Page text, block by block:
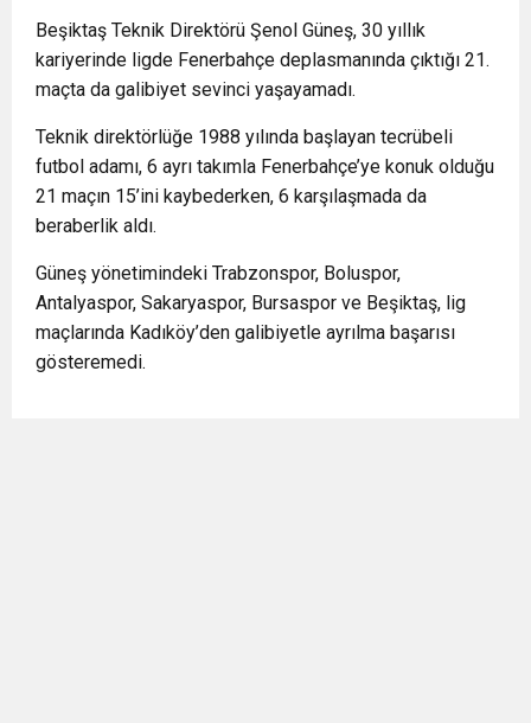
Beşiktaş Teknik Direktörü Şenol Güneş, 30 yıllık
kariyerinde ligde Fenerbahçe deplasmanında çıktığı 21.
maçta da galibiyet sevinci yaşayamadı.
Teknik direktörlüğe 1988 yılında başlayan tecrübeli
futbol adamı, 6 ayrı takımla Fenerbahçe’ye konuk olduğu
21 maçın 15’ini kaybederken, 6 karşılaşmada da
beraberlik aldı.
Güneş yönetimindeki Trabzonspor, Boluspor,
Antalyaspor, Sakaryaspor, Bursaspor ve Beşiktaş, lig
maçlarında Kadıköy’den galibiyetle ayrılma başarısı
gösteremedi.